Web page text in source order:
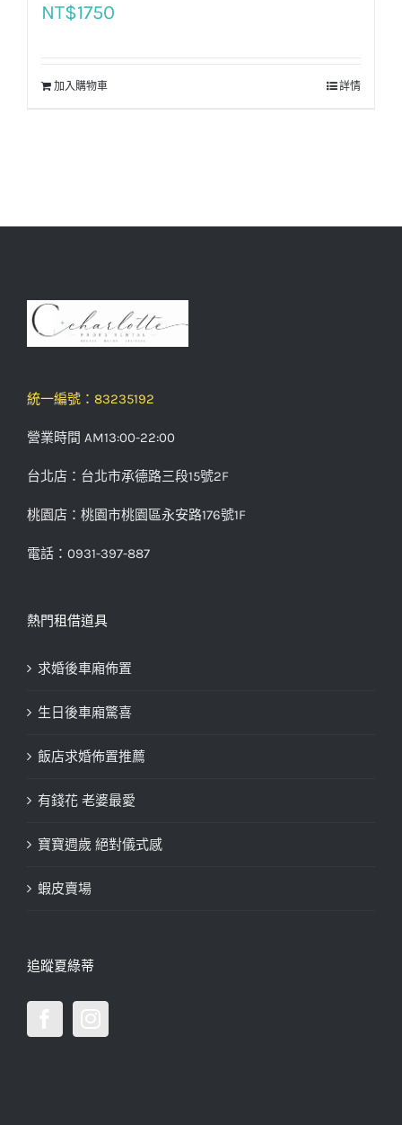
NT$1750
加入購物車 詳情
統一編號：83235192
營業時間 AM13:00-22:00
台北店：台北市承德路三段15號2F
桃園店：桃園市桃園區永安路176號1F
電話：0931-397-887
熱門租借道具
求婚後車廂佈置
生日後車廂驚喜
飯店求婚佈置推薦
有錢花 老婆最愛
寶寶週歲 絕對儀式感
蝦皮賣場
追蹤夏綠蒂